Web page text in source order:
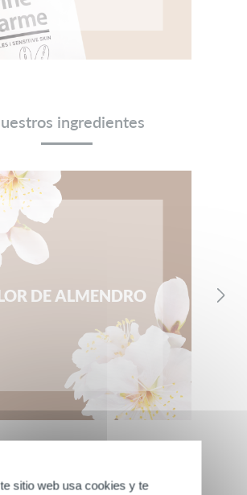
ingredientes
DE ALMENDRO
a nuestra comunidad
sitio web usa cookies y te